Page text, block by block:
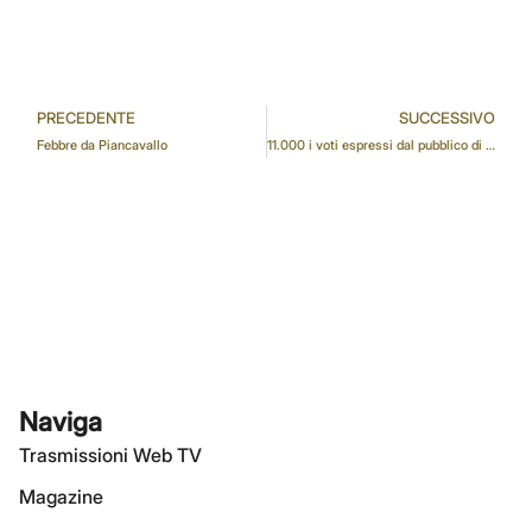
PRECEDENTE
Febbre da Piancavallo
SUCCESSIVO
11.000 i voti espressi dal pubblico di Città Fiera per la Mostra 100 Presepi
Naviga
Trasmissioni Web TV
Magazine